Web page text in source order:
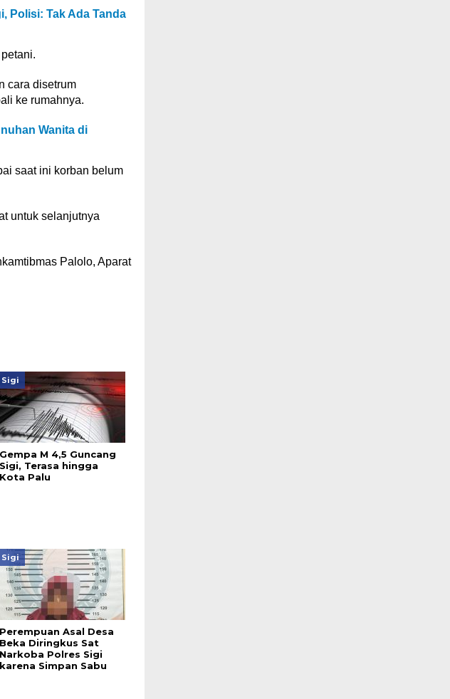
Polisi: Tak Ada Tanda
cara disetrum
ke rumahnya.
Wanita di
saat ini korban belum
untuk selanjutnya
Palolo, Aparat
Sigi
Gempa M 4,5 Guncang
Sigi, Terasa hingga
Kota Palu
Sigi
Perempuan Asal Desa
Beka Diringkus Sat
Narkoba Polres Sigi
karena Simpan Sabu